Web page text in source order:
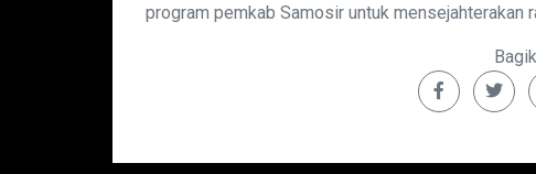
program pemkab Samosir untuk mensejahterakan